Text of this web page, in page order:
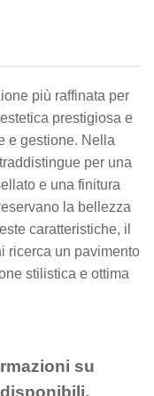
più raffinata per
prestigiosa e
e gestione. Nella
per una
e una finitura
la bellezza
caratteristiche, il
ricerca un pavimento
stilistica e ottima
su